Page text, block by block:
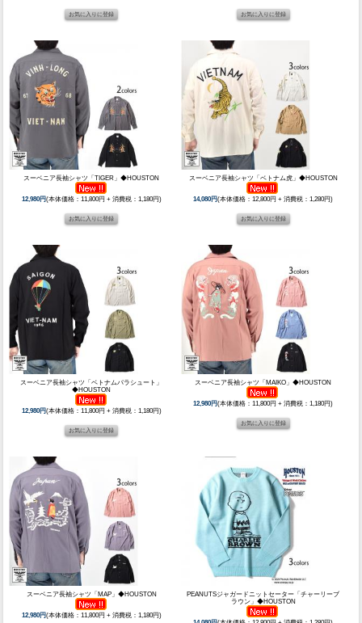
スーベニア長袖シャツ「TIGER」◆HOUSTON
12,980円(本体価格：11,800円 + 消費税：1,180円)
スーベニア長袖シャツ「ベトナム虎」◆HOUSTON
14,080円(本体価格：12,800円 + 消費税：1,280円)
スーベニア長袖シャツ「ベトナムパラシュート」
◆HOUSTON
12,980円(本体価格：11,800円 + 消費税：1,180円)
スーベニア長袖シャツ「MAIKO」◆HOUSTON
12,980円(本体価格：11,800円 + 消費税：1,180円)
スーベニア長袖シャツ「MAP」◆HOUSTON
12,980円(本体価格：11,800円 + 消費税：1,180円)
PEANUTSジャガードニットセーター「チャーリーブ
ラウン」◆HOUSTON